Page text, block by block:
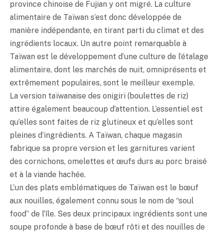
province chinoise de Fujian y ont migré. La culture
alimentaire de Taïwan s’est donc développée de
manière indépendante, en tirant parti du climat et des
ingrédients locaux. Un autre point remarquable à
Taïwan est le développement d’une culture de l’étalage
alimentaire, dont les marchés de nuit, omniprésents et
extrêmement populaires, sont le meilleur exemple.
La version taïwanaise des onigiri (boulettes de riz)
attire également beaucoup d’attention. L’essentiel est
qu’elles sont faites de riz glutineux et qu’elles sont
pleines d’ingrédients. A Taïwan, chaque magasin
fabrique sa propre version et les garnitures varient
des cornichons, omelettes et œufs durs au porc braisé
et à la viande hachée.
L’un des plats emblématiques de Taïwan est le bœuf
aux nouilles, également connu sous le nom de “soul
food” de l’île. Ses deux principaux ingrédients sont une
soupe profonde à base de bœuf rôti et des nouilles de